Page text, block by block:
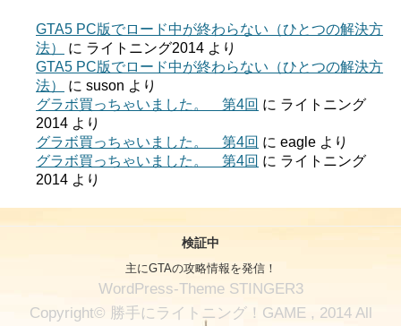
GTA5 PC版でロード中が終わらない（ひとつの解決方
法）
に ライトニング2014 より
GTA5 PC版でロード中が終わらない（ひとつの解決方
法）
に suson より
グラボ買っちゃいました。 第4回 に ライトニング
2014 より
グラボ買っちゃいました。 第4回 に eagle より
グラボ買っちゃいました。 第4回 に ライトニング
2014 より
検証中
主にGTAの攻略情報を発信！
WordPress-Theme STINGER3
Copyright© 勝手にライトニング！GAME , 2014 All